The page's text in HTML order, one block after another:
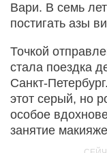
Вари. В семь
постигать азы
Точкой
стала поездка
Санкт-
этот серый, но
особое
занятие